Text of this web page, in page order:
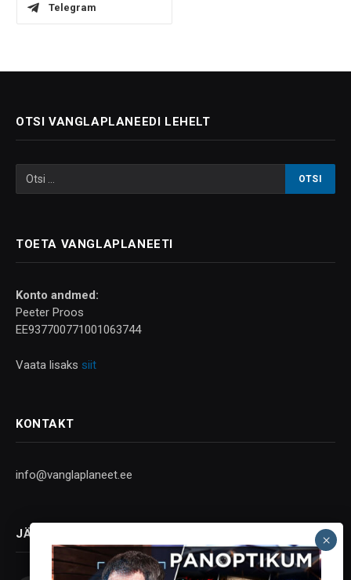
Telegram
OTSI VANGLAPLANEEDI LEHELT
TOETA VANGLAPLANEETI
Konto andmed:
Peeter Proos
EE937700771001063744
Vaata lisaks siit
KONTAKT
info@vanglaplaneet.ee
JÄLGI SOTSIAALMEEDIAS